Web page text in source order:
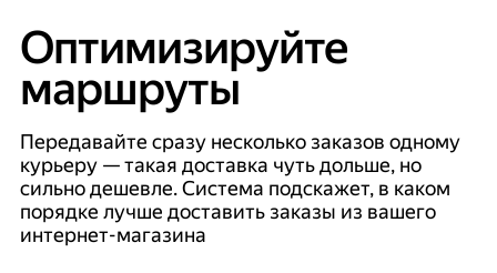
Оптимизируйте
маршруты
Передавайте сразу несколько заказов одному
курьеру — такая доставка чуть дольше, но
сильно дешевле. Система подскажет, в каком
порядке лучше доставить заказы из вашего
интернет-магазина